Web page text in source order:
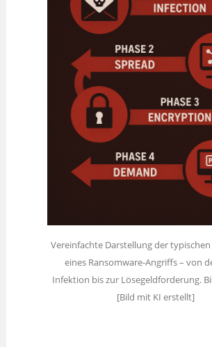
Vereinfachte Darstellung der typischen
eines Ransomware-Angriffs – von
Infektion bis zur Lösegeldforderung.
[Bild mit KI erstellt]